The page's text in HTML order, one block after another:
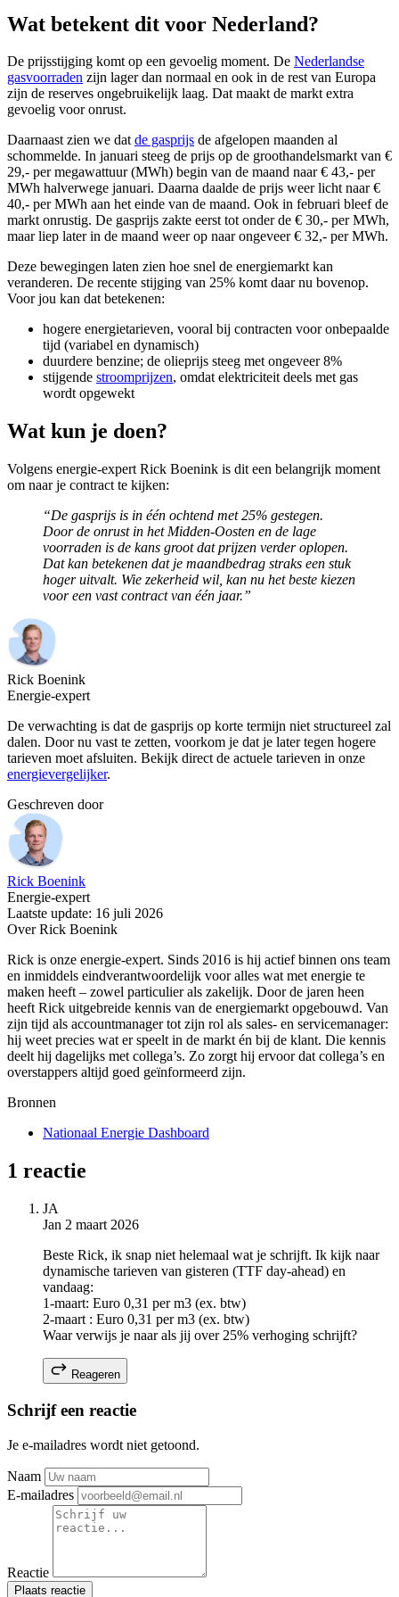
Wat betekent dit voor Nederland?
De prijsstijging komt op een gevoelig moment. De Nederlandse
gasvoorraden zijn lager dan normaal en ook in de rest van Europa
zijn de reserves ongebruikelijk laag. Dat maakt de markt extra
gevoelig voor onrust.
Daarnaast zien we datde gasprijs de afgelopen maanden al
schommelde. In januari steeg de prijs op de groothandelsmarkt van €
29,- per megawattuur (MWh) begin van de maand naar € 43,- per
MWh halverwege januari. Daarna daalde de prijs weer licht naar €
40,- per MWh aan het einde van de maand. Ook in februari bleef de
markt onrustig. De gasprijs zakte eerst tot onder de € 30,- per MWh,
maar liep later in de maand weer op naar ongeveer € 32,- per MWh.
Deze bewegingen laten zien hoe snel de energiemarkt kan
veranderen. De recente stijging van 25% komt daar nu bovenop.
Voor jou kan dat betekenen:
hogere energietarieven, vooral bij contracten voor onbepaalde
tijd (variabel en dynamisch)
duurdere benzine; de olieprijs steeg met ongeveer 8%
stijgende stroomprijzen, omdat elektriciteit deels met gas
wordt opgewekt
Wat kun je doen?
Volgens energie-expert Rick Boenink is dit een belangrijk moment
om naar je contract te kijken:
“De gasprijs is in één ochtend met 25% gestegen.
Door de onrust in het Midden-Oosten en de lage
voorraden is de kans groot dat prijzen verder oplopen.
Dat kan betekenen dat je maandbedrag straks een stuk
hoger uitvalt. Wie zekerheid wil, kan nu het beste kiezen
voor een vast contract van één jaar.”
Rick Boenink
Energie-expert
De verwachting is dat de gasprijs op korte termijn niet structureel zal
dalen. Door nu vast te zetten, voorkom je dat je later tegen hogere
tarieven moet afsluiten. Bekijk direct de actuele tarieven in onze
energievergelijker.
Geschreven door
Rick Boenink
Energie-expert
Laatste update: 16 juli 2026
Over Rick Boenink
Rick is onze energie-expert. Sinds 2016 is hij actief binnen ons team
en inmiddels eindverantwoordelijk voor alles wat met energie te
maken heeft – zowel particulier als zakelijk. Door de jaren heen
heeft Rick uitgebreide kennis van de energiemarkt opgebouwd. Van
zijn tijd als accountmanager tot zijn rol als sales- en servicemanager:
hij weet precies wat er speelt in de markt én bij de klant. Die kennis
deelt hij dagelijks met collega’s. Zo zorgt hij ervoor dat collega’s en
overstappers altijd goed geïnformeerd zijn.
Bronnen
Nationaal Energie Dashboard
1 reactie
JA
Jan 2 maart 2026
Beste Rick, ik snap niet helemaal wat je schrijft. Ik kijk naar
dynamische tarieven van gisteren (TTF day-ahead) en
vandaag:
1-maart: Euro 0,31 per m3 (ex. btw)
2-maart : Euro 0,31 per m3 (ex. btw)
Waar verwijs je naar als jij over 25% verhoging schrijft?
Reageren
Schrijf een reactie
Je e-mailadres wordt niet getoond.
Naam
E-mailadres
Reactie
Plaats reactie